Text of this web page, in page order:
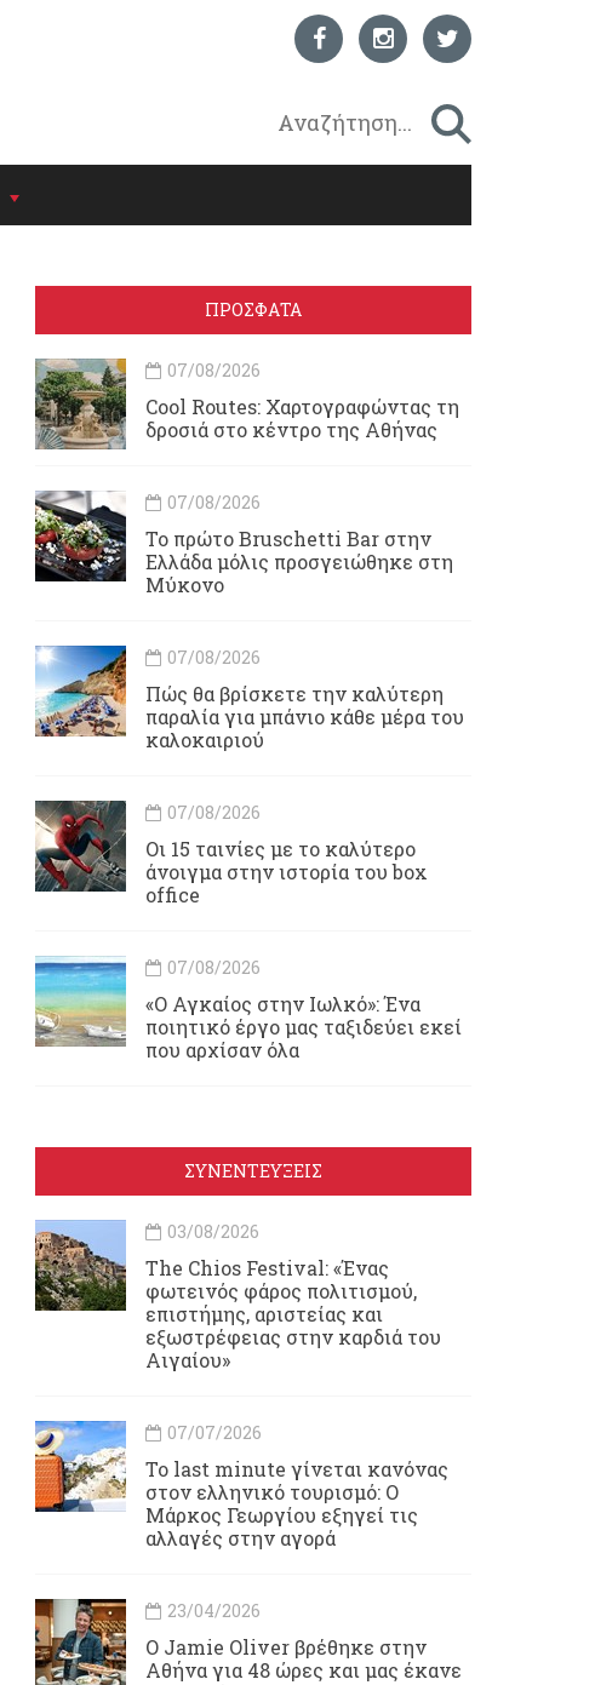
ΠΡΟΣΦΑΤΑ
07/08/2026
Cool Routes: Χαρτογραφώντας τη
δροσιά στο κέντρο της Αθήνας
07/08/2026
Το πρώτο Bruschetti Bar στην
Ελλάδα μόλις προσγειώθηκε στη
Μύκονο
07/08/2026
Πώς θα βρίσκετε την καλύτερη
παραλία για μπάνιο κάθε μέρα του
καλοκαιριού
07/08/2026
Οι 15 ταινίες με το καλύτερο
άνοιγμα στην ιστορία του box
office
07/08/2026
«Ο Αγκαίος στην Ιωλκό»: Ένα
ποιητικό έργο μας ταξιδεύει εκεί
που αρχίσαν όλα
ΣΥΝΕΝΤΕΥΞΕΙΣ
03/08/2026
Τhe Chios Festival: «Ένας
φωτεινός φάρος πολιτισμού,
επιστήμης, αριστείας και
εξωστρέφειας στην καρδιά του
Αιγαίου»
07/07/2026
Το last minute γίνεται κανόνας
στον ελληνικό τουρισμό: Ο
Μάρκος Γεωργίου εξηγεί τις
αλλαγές στην αγορά
23/04/2026
Ο Jamie Oliver βρέθηκε στην
Αθήνα για 48 ώρες και μας έκανε